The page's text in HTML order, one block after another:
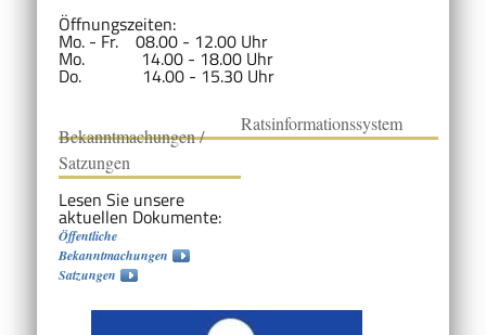
Öffnungszeiten:
Mo. - Fr. 08.00 - 12.00 Uhr
Mo. 14.00 - 18.00 Uhr
Do. 14.00 - 15.30 Uhr
Bekanntmachungen /
Satzungen
Lesen Sie unsere
aktuellen Dokumente:
Öffentliche
Bekanntmachungen
Satzungen
Ratsinformationssystem